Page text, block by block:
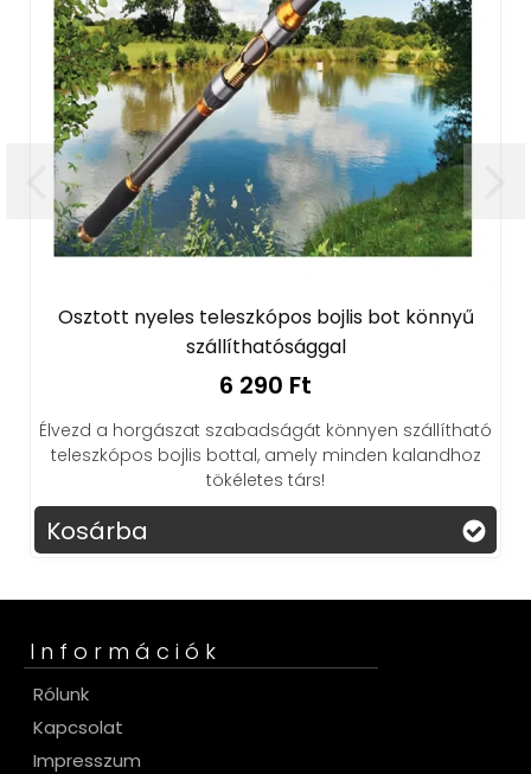
Osztott nyeles teleszkópos bojlis bot könnyű
szállíthatósággal
6 290 Ft
Élvezd a horgászat szabadságát könnyen szállítható
teleszkópos bojlis bottal, amely minden kalandhoz
tökéletes társ!
Kosárba
Információk
Rólunk
Kapcsolat
Impresszum